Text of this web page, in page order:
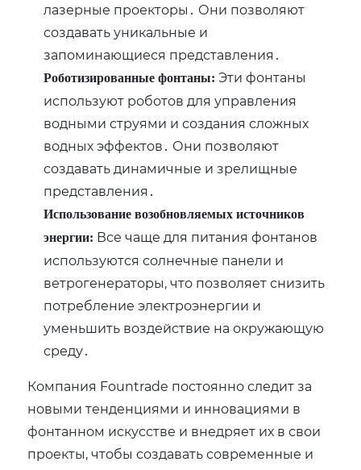
лазерные проекторы․ Они позволяют
создавать уникальные и
запоминающиеся представления․
Роботизированные фонтаны: Эти фонтаны
используют роботов для управления
водными струями и создания сложных
водных эффектов․ Они позволяют
создавать динамичные и зрелищные
представления․
Использование возобновляемых источников
энергии: Все чаще для питания фонтанов
используются солнечные панели и
ветрогенераторы‚ что позволяет снизить
потребление электроэнергии и
уменьшить воздействие на окружающую
среду․
Компания Fountrade постоянно следит за
новыми тенденциями и инновациями в
фонтанном искусстве и внедряет их в свои
проекты‚ чтобы создавать современные и